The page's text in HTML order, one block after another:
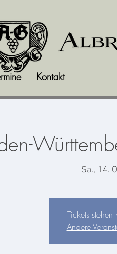
Kontakt
Sa., 14.
Tickets
Andere